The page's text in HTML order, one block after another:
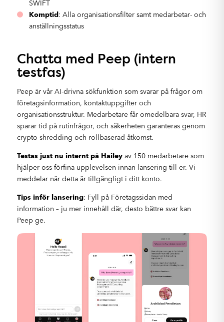
SWIFT
Komptid: Alla organisationsfilter samt medarbetar- och
anställningsstatus
Chatta med Peep (intern
testfas)
Peep är vår AI-drivna sökfunktion som svarar på frågor om
företagsinformation, kontaktuppgifter och
organisationsstruktur. Medarbetare får omedelbara svar, HR
sparar tid på rutinfrågor, och säkerheten garanteras genom
crypto shredding och rollbaserad åtkomst.
Testas just nu internt på Hailey av 150 medarbetare som
hjälper oss förfina upplevelsen innan lansering till er. Vi
meddelar när detta är tillgängligt i ditt konto.
Tips inför lansering: Fyll på Företagssidan med
information – ju mer innehåll där, desto bättre svar kan
Peep ge.